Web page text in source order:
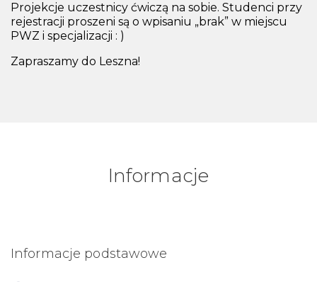
Projekcje uczestnicy ćwiczą na sobie. Studenci przy
rejestracji proszeni są o wpisaniu „brak” w miejscu
PWZ i specjalizacji : )
Zapraszamy do Leszna!
Informacje
Informacje podstawowe